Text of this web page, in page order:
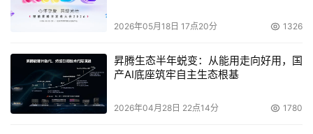
2026年05月18日 17点20分 1326
昇腾生态半年蜕变：从能用走向好用，国
产AI底座筑牢自主生态根基
2026年04月28日 22点14分 1780